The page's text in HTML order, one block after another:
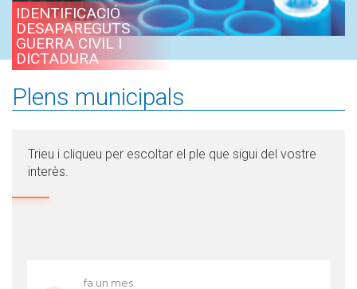
IDENTIFICACIÓ
DESAPAREGUTS
GUERRA CIVIL I
DICTADURA
Plens municipals
Trieu i cliqueu per escoltar el ple que sigui del vostre
interès.